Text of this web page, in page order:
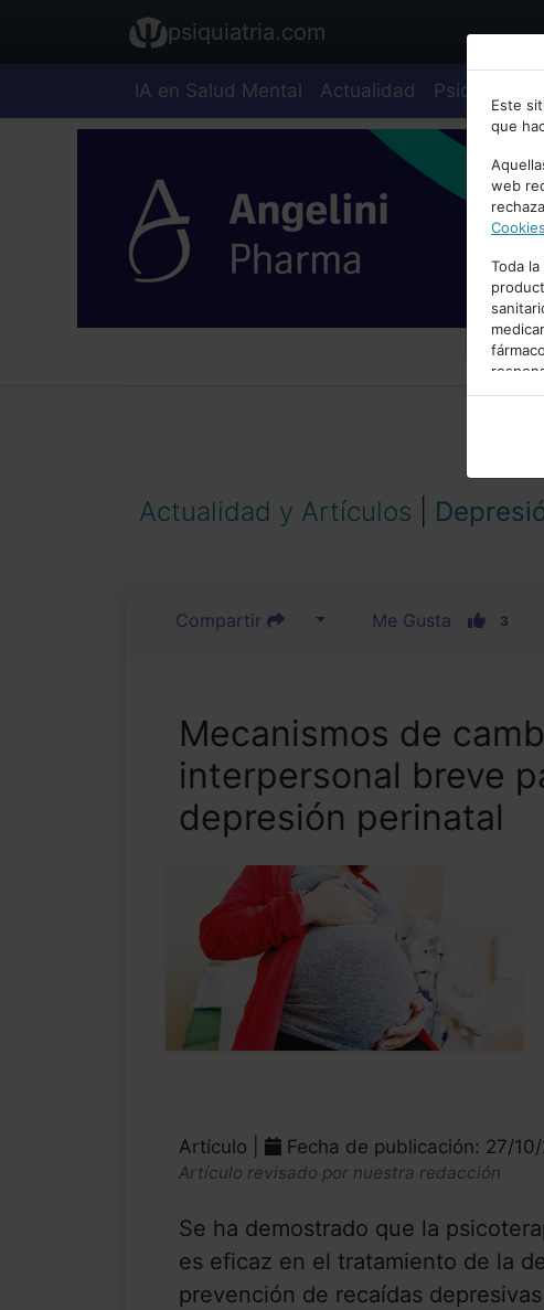
psiquiatria.com
IA en Salud Mental Actualidad Psiquiatría
Este
que
web
Toda
Actualidad y Artículos
Compartir Me Gusta 3
Mecanismos de
interpersonal breve
depresión perinatal
Artículo | Fecha de publicación: 27/10/
Artículo revisado por nuestra redacción
Se ha demostrado que la
es eficaz en el tratamiento de la
prevención de recaídas